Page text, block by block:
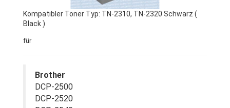
Kompatibler Toner Typ: TN-2310, TN-2320 Schwarz (
Black )
für
Brother
DCP-2500
DCP-2520